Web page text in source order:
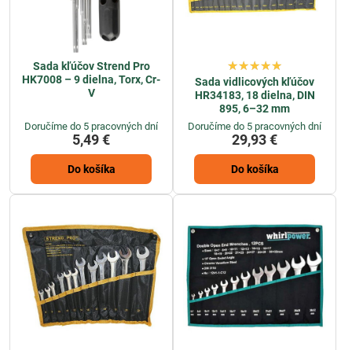
Sada kľúčov Strend Pro
HK7008 – 9 dielna, Torx, Cr-
V
Doručíme do 5 pracovných dní
5,49 €
Do košíka
Sada vidlicových kľúčov
HR34183, 18 dielna, DIN
895, 6–32 mm
Doručíme do 5 pracovných dní
29,93 €
Do košíka